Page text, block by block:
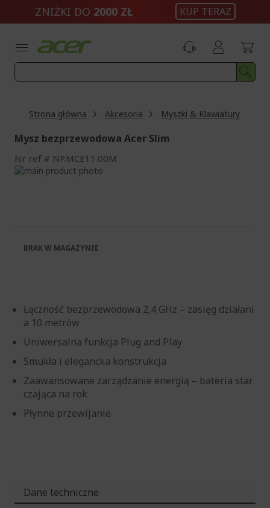
ZNIŻKI DO 2000 ZŁ KUP TERAZ
Strona główna Akcesoria Myszki & Klawiatury
Mysz bezprzewodowa Acer Slim
Nr ref NP.MCE11.00M
Przejdź
Łączność bezprzewodowa 2,4 GHz – zasięg działani
a 10 metrów
Uniwersalna funkcja Plug and Play
Smukła i elegancka konstrukcja
Zaawansowane zarządzanie energią – bateria star
czająca na rok
Płynne przewijanie
BRAK W MAGAZYNIE
Dane techniczne